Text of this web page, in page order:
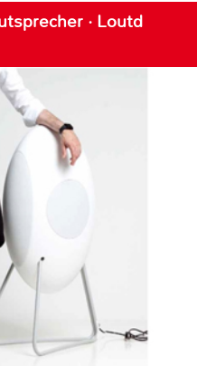
· Loutd